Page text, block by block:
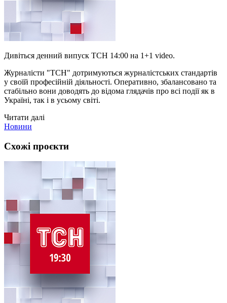
Дивіться денний випуск ТСН 14:00 на 1+1 video.
Журналісти "ТСН" дотримуються журналістських стандартів
у своїй професійній діяльності. Оперативно, збалансовано та
стабільно вони доводять до відома глядачів про всі події як в
Україні, так і в усьому світі.
Читати далі
Новини
Схожі проєкти